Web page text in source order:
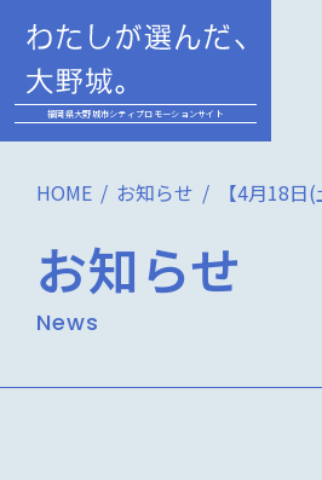
福岡県大野城市シティプロモーションサイト
HOME お知らせ 【4月18
お知らせ
News